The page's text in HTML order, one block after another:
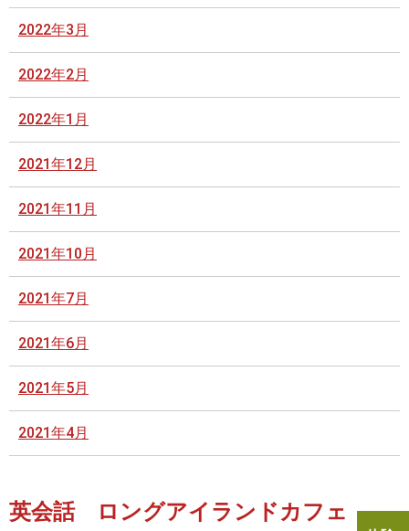
2022年3月
2022年2月
2022年1月
2021年12月
2021年11月
2021年10月
2021年7月
2021年6月
2021年5月
2021年4月
英会話 ロングアイランドカフェ